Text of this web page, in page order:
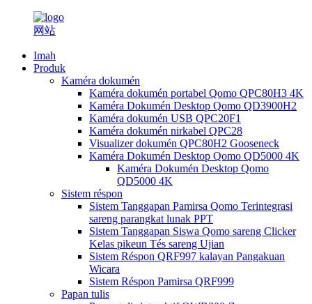
Imah
Produk
Kaméra dokumén
Kaméra dokumén portabel Qomo QPC80H3 4K
Kaméra Dokumén Desktop Qomo QD3900H2
Kaméra dokumén USB QPC20F1
Kaméra dokumén nirkabel QPC28
Visualizer dokumén QPC80H2 Gooseneck
Kaméra Dokumén Desktop Qomo QD5000 4K
Kaméra Dokumén Desktop Qomo
QD5000 4K
Sistem réspon
Sistem Tanggapan Pamirsa Qomo Terintegrasi
sareng parangkat lunak PPT
Sistem Tanggapan Siswa Qomo sareng Clicker
Kelas pikeun Tés sareng Ujian
Sistem Réspon QRF997 kalayan Pangakuan
Wicara
Sistem Réspon Pamirsa QRF999
Papan tulis